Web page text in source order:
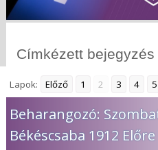
Címkézett bejegyzés
Lapok: Előző 1 2 3 4 5
Beharangozó:
Békéscsaba 1912 Előre